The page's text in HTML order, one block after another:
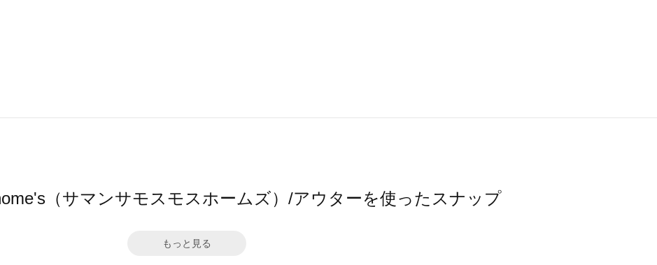
（サマンサモスモスホームズ）/アウターを使ったスナップ
もっと見る